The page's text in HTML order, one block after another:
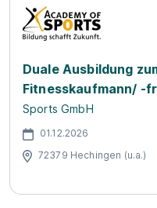
Duale Ausbildung
Fitnesskaufmann/ -
Sports GmbH
01.12.2026
72379 Hechingen (u.a.)